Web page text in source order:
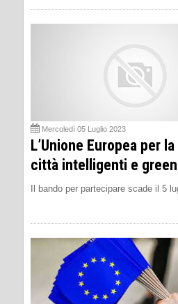
Mercoledì 05 Luglio 2023
L’Unione Europea per
città intelligenti e green
Il bando per partecipare scade il 5